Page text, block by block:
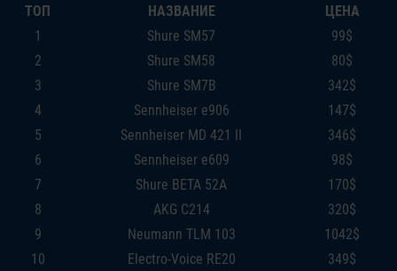
ТОП НАЗВАНИЕ
ЦЕНА
1
Shure SM57
99$
2
Shure SM58
80$
3
Shure SM7B
342$
4
Sennheiser e906
147$
5
Sennheiser MD 421 II
346$
6
Sennheiser e609
98$
7
Shure BETA 52A
170$
8
AKG C214
320$
9
Neumann TLM 103
1042$
10
Electro-Voice RE20 349$